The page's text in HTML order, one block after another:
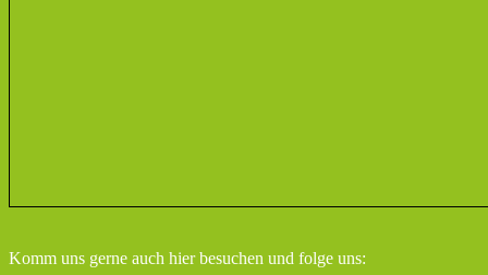
Komm uns gerne auch hier besuchen und folge uns: